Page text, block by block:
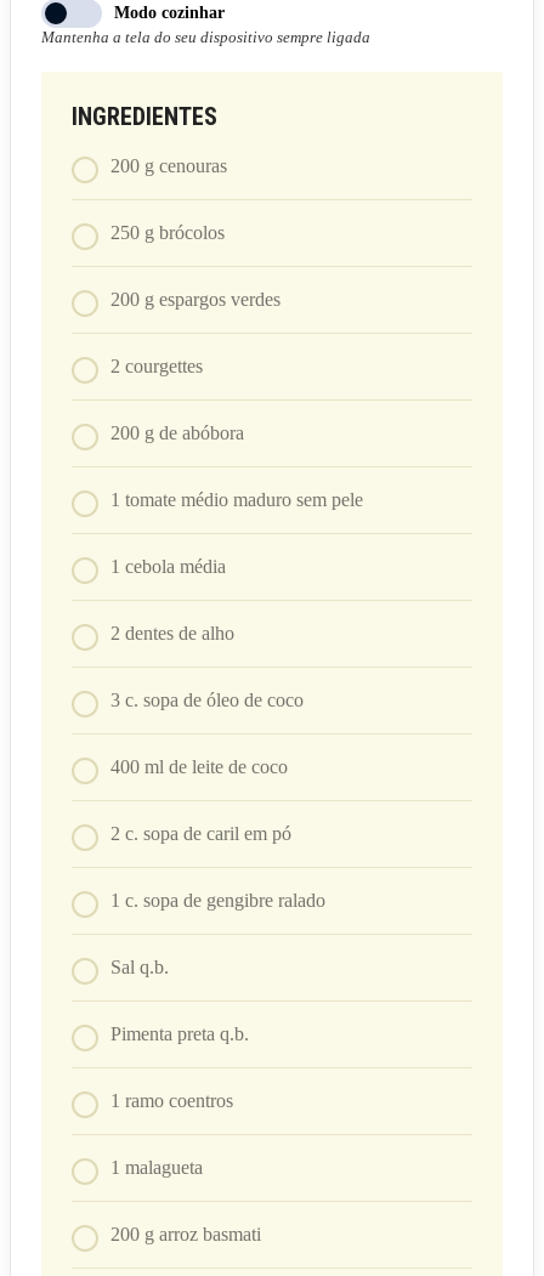
Modo cozinhar
Mantenha a tela do seu dispositivo sempre ligada
INGREDIENTES
200 g cenouras
250 g brócolos
200 g espargos verdes
2 courgettes
200 g de abóbora
1 tomate médio maduro sem pele
1 cebola média
2 dentes de alho
3 c. sopa de óleo de coco
400 ml de leite de coco
2 c. sopa de caril em pó
1 c. sopa de gengibre ralado
Sal q.b.
Pimenta preta q.b.
1 ramo coentros
1 malagueta
200 g arroz basmati